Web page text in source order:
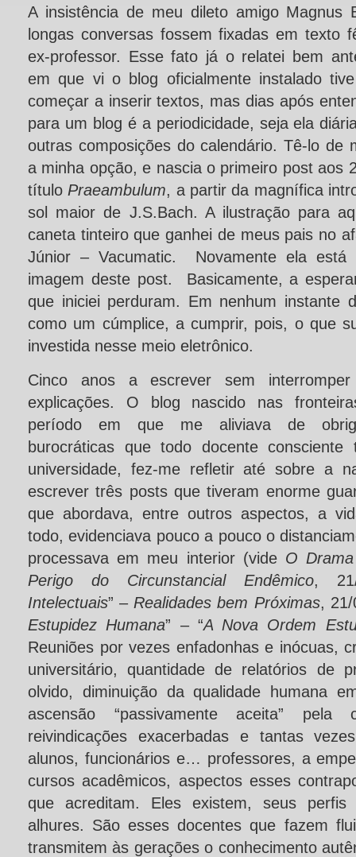
A insistência de meu dileto amigo Magnus
longas conversas fossem fixadas em texto
ex-professor. Esse fato já o relatei bem
em que vi o blog oficialmente instalado
começar a inserir textos, mas dias após
para um blog é a periodicidade, seja ela
outras composições do calendário. Tê-lo de
a minha opção, e nascia o primeiro post aos
título Praeambulum, a partir da magnífica
sol maior de J.S.Bach. A ilustração para
caneta tinteiro que ganhei de meus pais no
Júnior – Vacumatic. Novamente ela está
imagem deste post. Basicamente, a
que iniciei perduram. Em nenhum instante
como um cúmplice, a cumprir, pois, o que
investida nesse meio eletrônico.
Cinco anos a escrever sem
explicações. O blog nascido nas
período em que me aliviava de
burocráticas que todo docente
universidade, fez-me refletir até sobre a
escrever três posts que tiveram enorme
que abordava, entre outros aspectos, a
todo, evidenciava pouco a pouco o
processava em meu interior (vide O
Perigo do Circunstancial Endêmico,
Intelectuais” – Realidades bem Próximas, 21/
Estupidez Humana” – “A Nova Ordem
Reuniões por vezes enfadonhas e inócuas,
universitário, quantidade de relatórios de
olvido, diminuição da qualidade humana
ascensão “passivamente aceita” pela
reivindicações exacerbadas e tantas
alunos, funcionários e… professores, a
cursos acadêmicos, aspectos esses
que acreditam. Eles existem, seus
alhures. São esses docentes que fazem
transmitem às gerações o conhecimento